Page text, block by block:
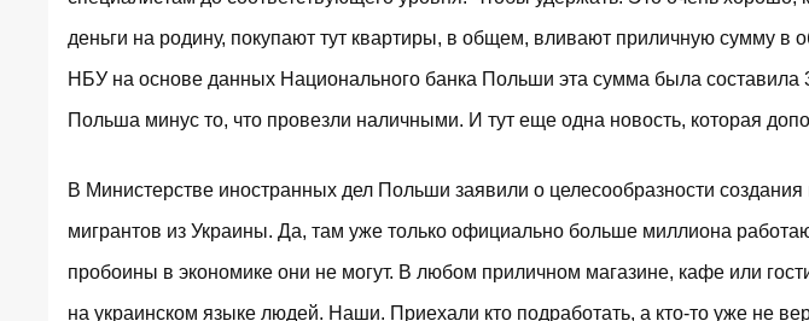
деньги на родину, покупают тут квартиры, в общем, вливают приличную сумму в
НБУ на основе данных Национального банка Польши эта сумма была составила
Польша минус то, что провезли наличными. И тут еще одна новость, которая
В Министерстве иностранных дел Польши заявили о целесообразности создания
мигрантов из Украины. Да, там уже только официально больше миллиона
пробоины в экономике они не могут. В любом приличном магазине, кафе или
на украинском языке людей. Наши. Приехали кто подработать, а кто-то уже не